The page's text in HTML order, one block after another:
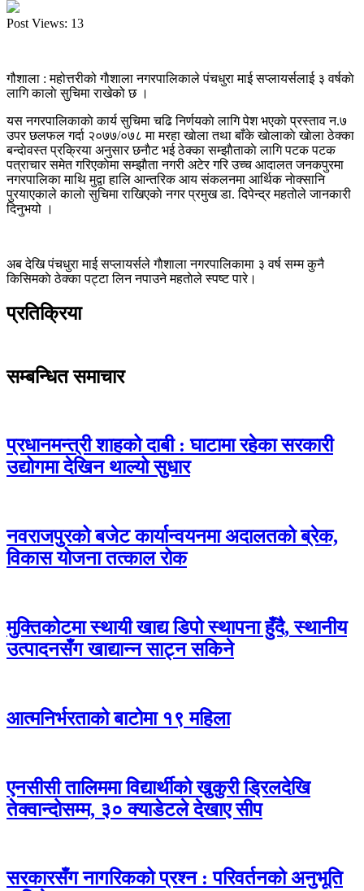
Post Views: 13
गौशाला : महोत्तरीको गाैशाला नगरपालिकाले पंचधुरा माई सप्लायर्सलाई ३ वर्षकाे
लागि कालाे सुचिमा राखेको छ ।
यस नगरपालिकाकाे कार्य सुचिमा चढि निर्णयकाे लागि पेश भएकाे प्रस्ताव न.७
उपर छलफल गर्दा २०७७/०७८ मा मरहा खाेला तथा बाँके खाेलाकाे खाेला ठेक्का
बन्दाेवस्त प्रक्रिया अनुसार छनाैट भई ठेक्का सम्झाैताकाे लागि पटक पटक
पत्राचार समेत गरिएकाेमा सम्झाैता नगरी अटेर गरि उच्च आदालत जनकपुरमा
नगरपालिका माथि मुद्वा हालि आन्तरिक आय संकलनमा आर्थिक नाेक्सानि
पुरयाएकाले कालाे सुचिमा राखिएकाे नगर प्रमुख डा. दिपेन्द्र महतोले जानकारी
दिनुभयो ।
अब देखि पंचधुरा माई सप्लायर्सले गाैशाला नगरपालिकामा ३ वर्ष सम्म कुनै
किसिमकाे ठेक्का पट्टा लिन नपाउने महताेले स्पष्ट पारे।
प्रतिक्रिया
सम्बन्धित समाचार
प्रधानमन्त्री शाहको दाबी : घाटामा रहेका सरकारी
उद्योगमा देखिन थाल्यो सुधार
नवराजपुरको बजेट कार्यान्वयनमा अदालतको ब्रेक,
विकास योजना तत्काल रोक
मुक्तिकोटमा स्थायी खाद्य डिपो स्थापना हुँदै, स्थानीय
उत्पादनसँग खाद्यान्न साट्न सकिने
आत्मनिर्भरताको बाटोमा १९ महिला
एनसीसी तालिममा विद्यार्थीको खुकुरी ड्रिलदेखि
तेक्वान्दोसम्म, ३० क्याडेटले देखाए सीप
सरकारसँग नागरिकको प्रश्न : परिवर्तनको अनुभूति